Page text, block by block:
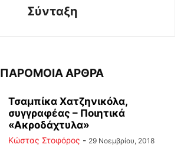
Σύνταξη
ΠΑΡΟΜΟΙΑ ΑΡΘΡΑ
Τσαμπίκα Χατζηνικόλα,
συγγραφέας – Ποιητικά
«Ακροδάχτυλα»
Κώστας Στοφόρος - 29 Νοεμβρίου, 2018